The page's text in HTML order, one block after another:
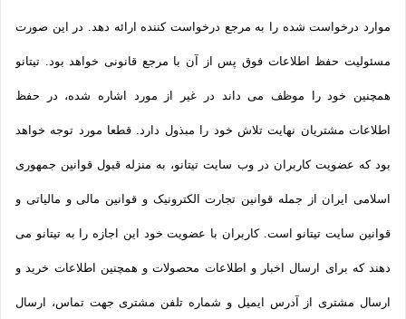
موارد درخواست شده را به مرجع درخواست کننده ارائه دهد. در این صورت
مسئولیت حفظ اطلاعات فوق پس از آن با مرجع قانونی خواهد بود. تیتانو
همچنین خود را موظف می داند در غیر از مورد اشاره شده، در حفظ
اطلاعات مشتریان نهایت تلاش خود را مبذول دارد. قطعا مورد توجه خواهد
بود که عضویت کاربران در وب سایت تیتانو، به منزله قبول قوانین جمهوری
اسلامی ایران از جمله قوانین تجارت الکترونیک و قوانین مالی و مالیاتی و
قوانین سایت تیتانو است. کاربران با عضویت خود این اجازه را به تیتانو می
دهند که برای ارسال اخبار و اطلاعات محصولات و همچنین اطلاعات خرید و
ارسال مشتری از آدرس ایمیل و شماره تلفن مشتری جهت تماس، ارسال